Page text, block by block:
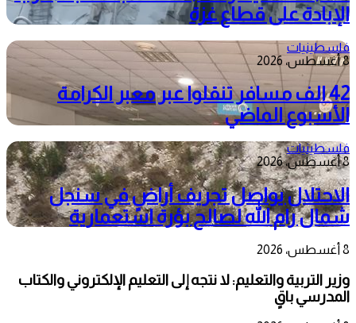
الإبادة على قطاع غزة
فلسطينيات
8 أغسطس، 2026
42 الف مسافر تنقلوا عبر معبر الكرامة
الأسبوع الماضي
فلسطينيات
8 أغسطس، 2026
الاحتلال يواصل تجريف أراضٍ في سنجل
شمال رام الله لصالح بؤرة استعمارية
8 أغسطس، 2026
وزير التربية والتعليم: لا نتجه إلى التعليم الإلكتروني والكتاب
المدرسي باقٍ